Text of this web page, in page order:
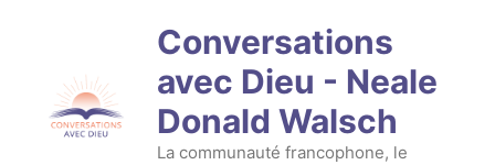
Conversations
avec Dieu - Neale
Donald Walsch
La communauté francophone, le